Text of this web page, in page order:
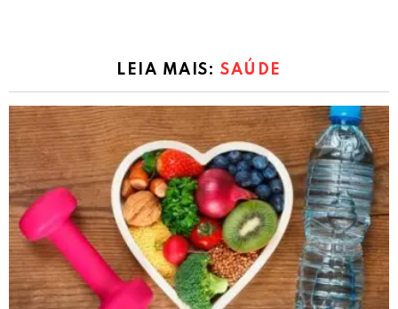
LEIA MAIS:SAÚDE